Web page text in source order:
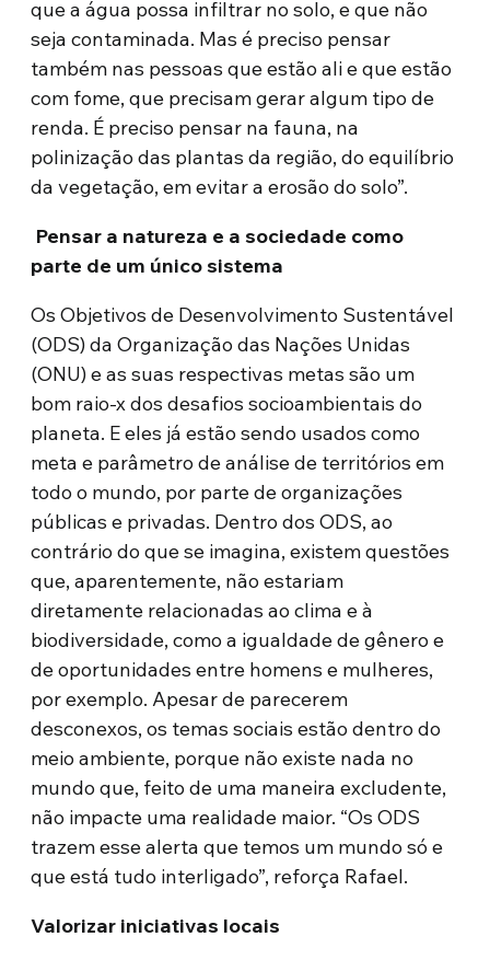
que a água possa infiltrar no solo, e que não
seja contaminada. Mas é preciso pensar
também nas pessoas que estão ali e que estão
com fome, que precisam gerar algum tipo de
renda. É preciso pensar na fauna, na
polinização das plantas da região, do equilíbrio
da vegetação, em evitar a erosão do solo”.
Pensar a natureza e a sociedade como
parte de um único sistema
Os Objetivos de Desenvolvimento Sustentável
(ODS) da Organização das Nações Unidas
(ONU) e as suas respectivas metas são um
bom raio-x dos desafios socioambientais do
planeta. E eles já estão sendo usados como
meta e parâmetro de análise de territórios em
todo o mundo, por parte de organizações
públicas e privadas. Dentro dos ODS, ao
contrário do que se imagina, existem questões
que, aparentemente, não estariam
diretamente relacionadas ao clima e à
biodiversidade, como a igualdade de gênero e
de oportunidades entre homens e mulheres,
por exemplo. Apesar de parecerem
desconexos, os temas sociais estão dentro do
meio ambiente, porque não existe nada no
mundo que, feito de uma maneira excludente,
não impacte uma realidade maior. “Os ODS
trazem esse alerta que temos um mundo só e
que está tudo interligado”, reforça Rafael.
Valorizar iniciativas locais